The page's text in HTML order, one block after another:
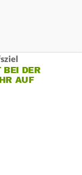
BEI DER
AUF